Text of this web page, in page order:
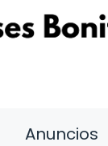
Anuncios